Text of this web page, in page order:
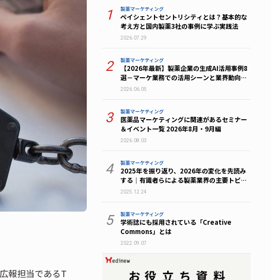
報担当であるT
1 製薬マーケティング
ペイシェントセントリシティとは？基本的な
考え方と国内製薬3社の事例に学ぶ実践法
2026.07.29
2 製薬マーケティング
【2026年最新】製薬企業の生成AI活用事例8
選－マーケ業務での活用シーンと業界動向を
解説
2026.06.05
3 製薬マーケティング
医薬品マーケティングに関連があるセミナー
＆イベント一覧 2026年8月・9月編
2026.08.03
4 製薬マーケティング
2025年を振り返り、2026年の変化を先読み
する｜有識者らによる製薬業界の主要トピッ
ク総まとめ
2025.12.24
5 製薬マーケティング
学術誌にも採用されている「Creative
Commons」とは
2022.09.07